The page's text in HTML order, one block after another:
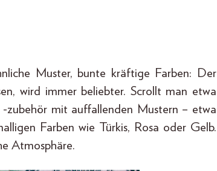
Muster, bunte kräftige Farben: Der
wird immer beliebter. Scrollt man etwa
zubehör mit auffallenden Mustern – etwa
Farben wie Türkis, Rosa oder Gelb.
Atmosphäre.